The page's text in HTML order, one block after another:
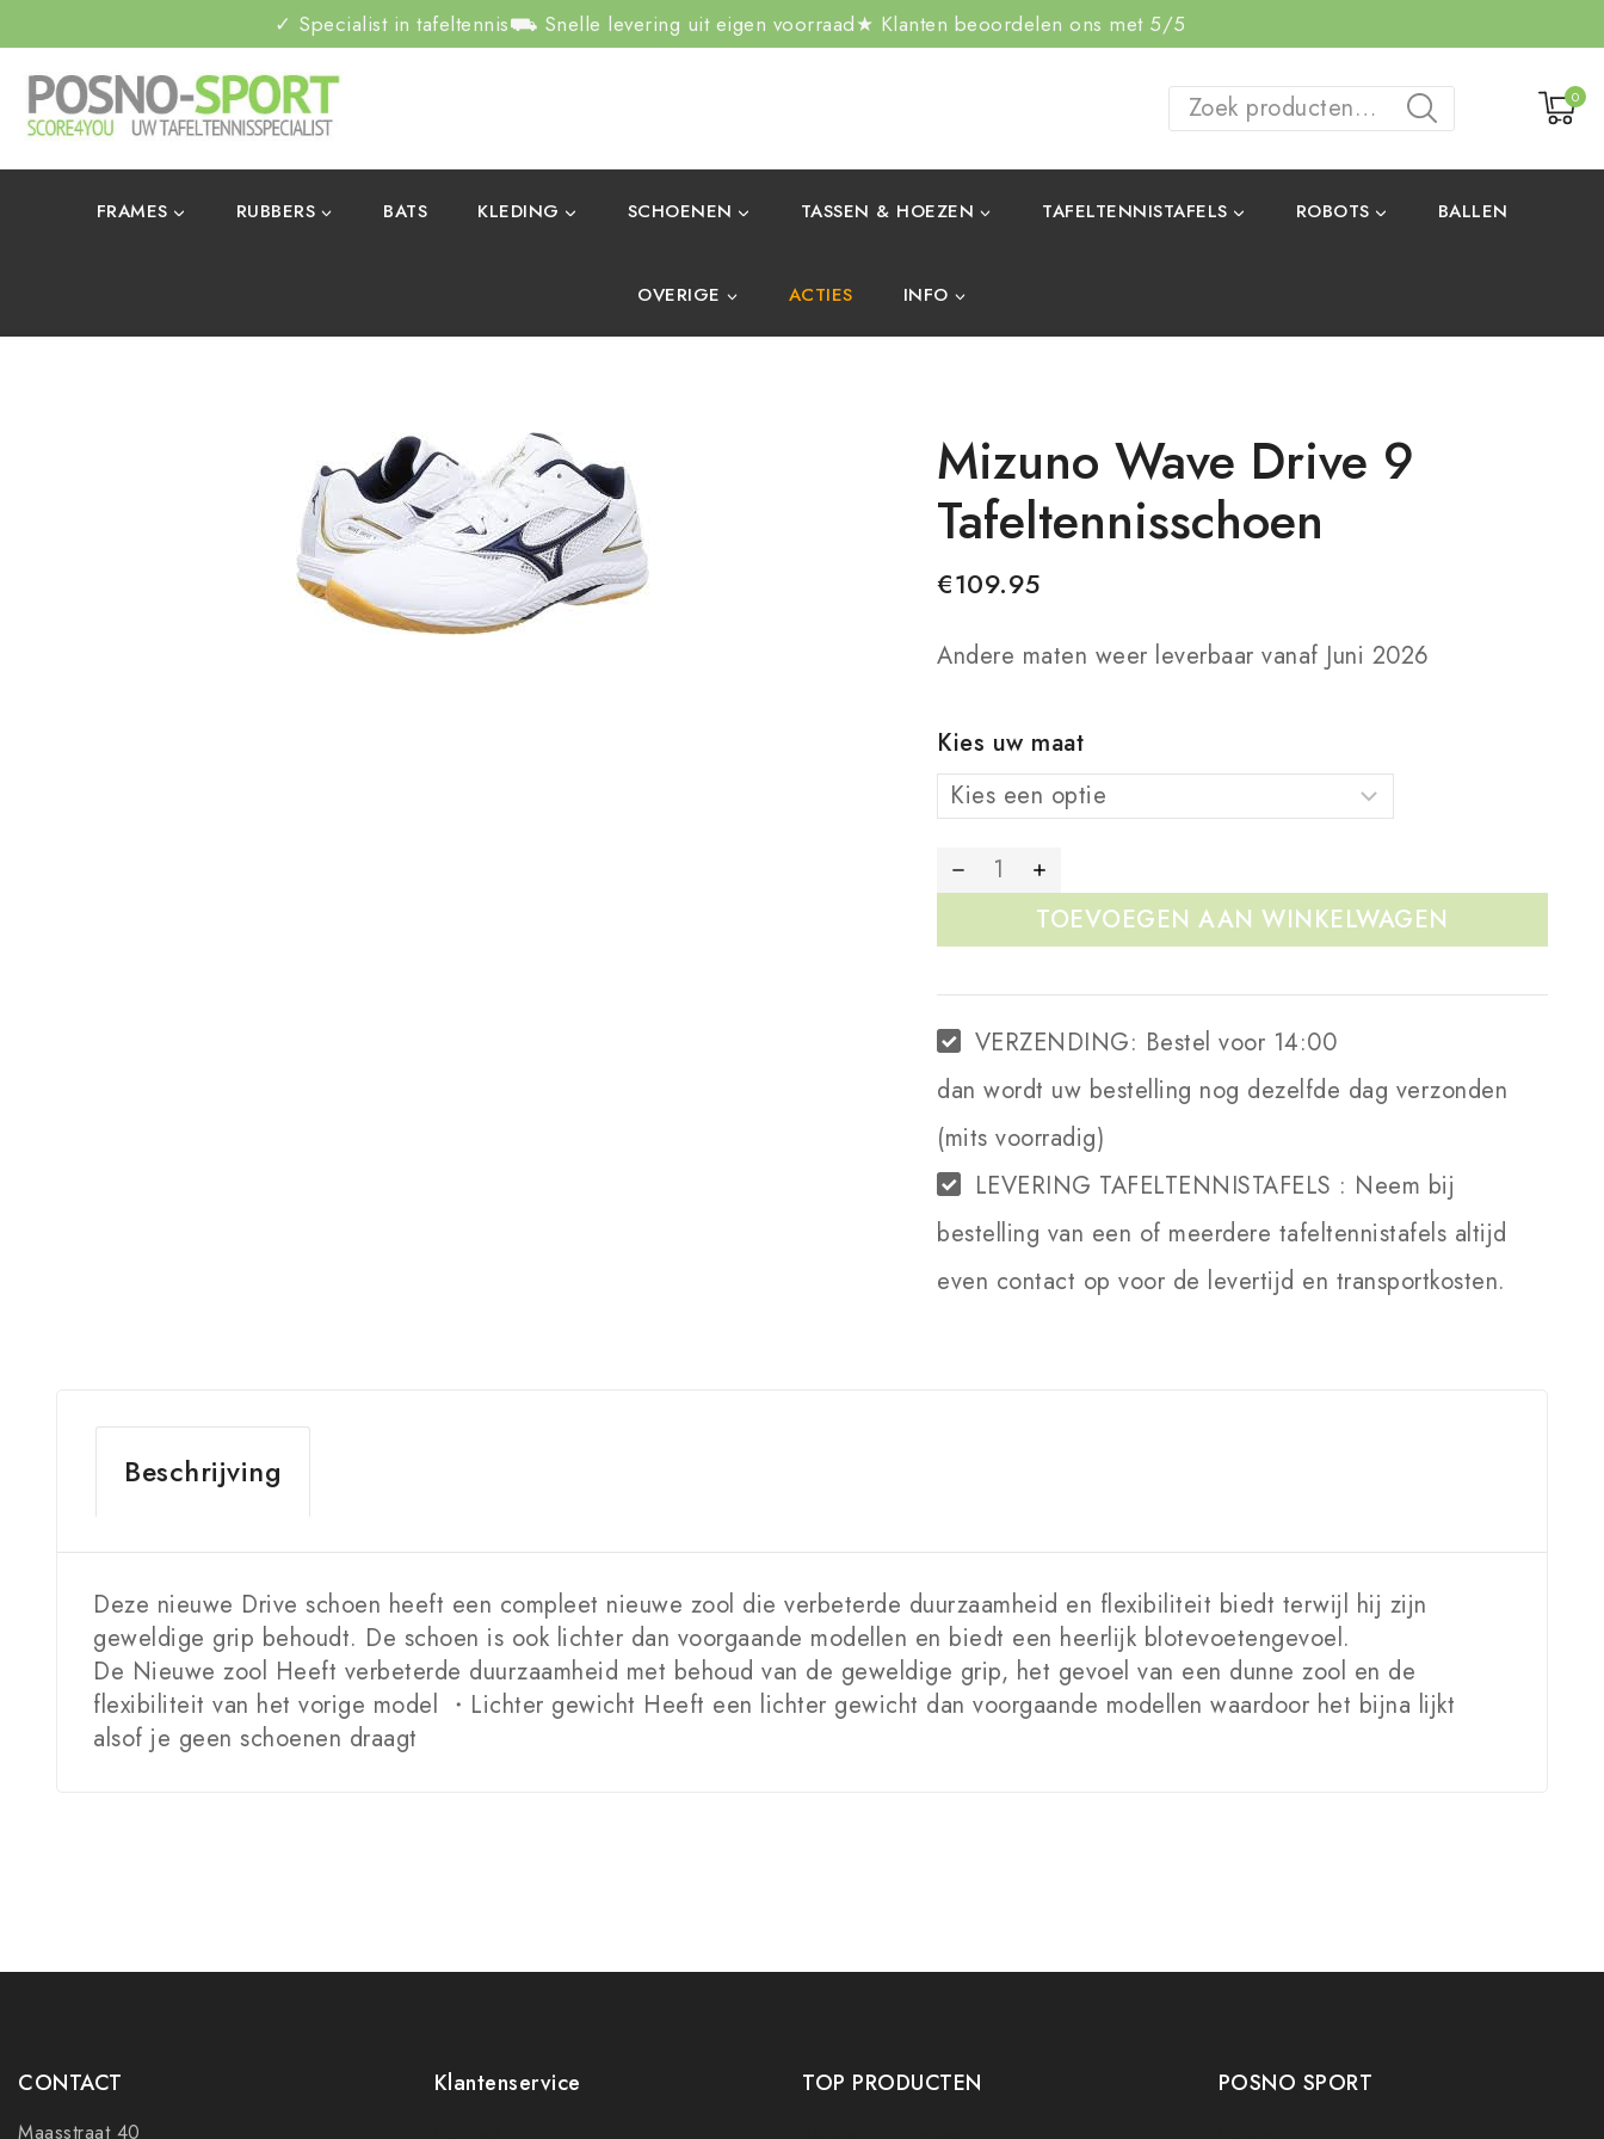
✓ Specialist in tafeltennis⛟ Snelle levering uit eigen voorraad★ Klanten beoordelen ons met 5/5
ZOEKEN
0
FRAMES RUBBERS BATS KLEDING SCHOENEN TASSEN & HOEZEN TAFELTENNISTAFELS ROBOTS BALLEN
OVERIGE ACTIES INFO
Mizuno Wave Drive 9
Tafeltennisschoen
€109.95
Andere maten weer leverbaar vanaf Juni 2026
Kies uw maat
TOEVOEGEN AAN WINKELWAGEN
VERZENDING: Bestel voor 14:00
dan wordt uw bestelling nog dezelfde dag verzonden
(mits voorradig)
LEVERING TAFELTENNISTAFELS : Neem bij
bestelling van een of meerdere tafeltennistafels altijd
even contact op voor de levertijd en transportkosten.
Beschrijving
Deze nieuwe Drive schoen heeft een compleet nieuwe zool die verbeterde duurzaamheid en flexibiliteit biedt terwijl hij zijn
geweldige grip behoudt. De schoen is ook lichter dan voorgaande modellen en biedt een heerlijk blotevoetengevoel.
De Nieuwe zool Heeft verbeterde duurzaamheid met behoud van de geweldige grip, het gevoel van een dunne zool en de
flexibiliteit van het vorige model ・Lichter gewicht Heeft een lichter gewicht dan voorgaande modellen waardoor het bijna lijkt
alsof je geen schoenen draagt
CONTACT
Maasstraat 40
Klantenservice TOP PRODUCTEN POSNO SPORT